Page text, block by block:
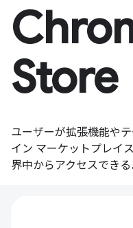
Store
ユーザーが拡張機能や
イン マーケットプレイ
界中からアクセスできる